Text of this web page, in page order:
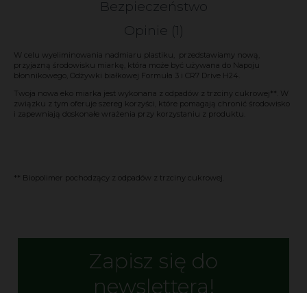
Bezpieczeństwo
Opinie (1)
W celu wyeliminowania nadmiaru plastiku, przedstawiamy nową,
przyjazną środowisku miarkę, która może być używana do Napoju
błonnikowego, Odżywki białkowej Formuła 3 i CR7 Drive H24.
Twoja nowa eko miarka jest wykonana z odpadów z trzciny cukrowej**. W
związku z tym oferuje szereg korzyści, które pomagają chronić środowisko
i zapewniają doskonałe wrażenia przy korzystaniu z produktu.
** Biopolimer pochodzący z odpadów z trzciny cukrowej.
Zapisz się do
newslettera!